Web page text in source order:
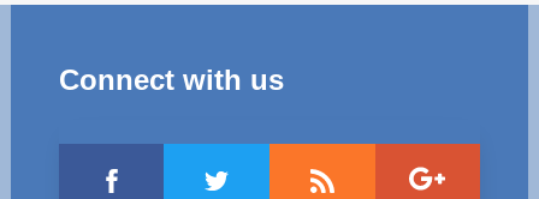
Connect with us